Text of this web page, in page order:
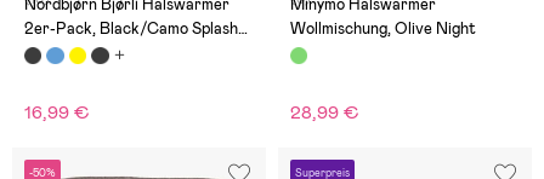
Nordbjørn Bjørli Halswärmer
2er-Pack, Black/Camo Splash
Deep Lichen Green
16,99 €
Minymo Halswärmer
Wollmischung, Olive Night
28,99 €
-50% Superpreis